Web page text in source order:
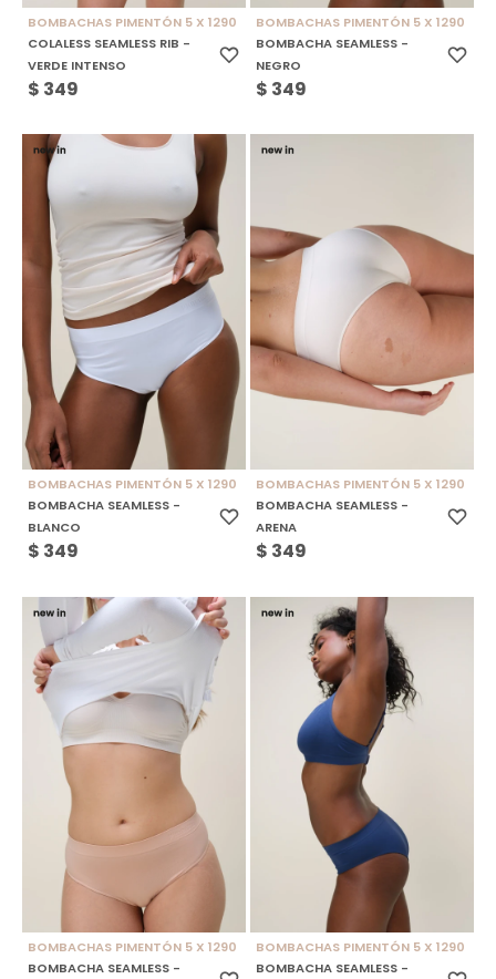
BOMBACHAS PIMENTÓN 5 X 1290
COLALESS SEAMLESS RIB -
VERDE INTENSO
$ 349
BOMBACHAS PIMENTÓN 5 X 1290
BOMBACHA SEAMLESS -
NEGRO
$ 349
BOMBACHAS PIMENTÓN 5 X 1290
BOMBACHA SEAMLESS -
BLANCO
$ 349
BOMBACHAS PIMENTÓN 5 X 1290
BOMBACHA SEAMLESS -
ARENA
$ 349
BOMBACHAS PIMENTÓN 5 X 1290
BOMBACHA SEAMLESS -
BOMBACHAS PIMENTÓN 5 X 1290
BOMBACHA SEAMLESS -